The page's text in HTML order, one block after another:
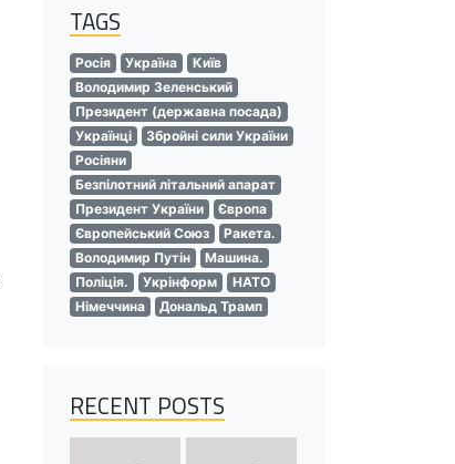
TAGS
Росія Україна
Київ
Володимир Зеленський
Президент (державна посада)
Українці
Збройні сили України
Росіяни
Безпілотний літальний апарат
Президент України
Європа
Європейський Союз
Ракета.
Володимир Путін
Машина.
Поліція.
Укрінформ
НАТО
Німеччина
Дональд Трамп
RECENT POSTS